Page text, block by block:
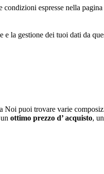
condizioni espresse nella
la gestione dei tuoi dati da
Noi puoi trovare varie
ottimo prezzo d’ acquisto,